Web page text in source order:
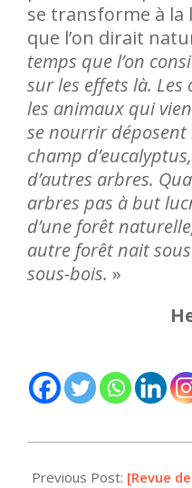
se transforme à
que l’on dirait
temps que l’on
sur les effets là. Les
les animaux qui
se nourrir déposent
champ
d’autres arbres.
arbres pas à but
d’une forêt
autre forêt nait
sous-bois. »
04-
Previous Post: [Revue